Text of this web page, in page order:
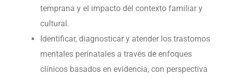
temprana y el impacto del contexto familiar y
cultural.
Identificar, diagnosticar y atender los trastornos
mentales perinatales a través de enfoques
clínicos basados en evidencia, con perspectiva